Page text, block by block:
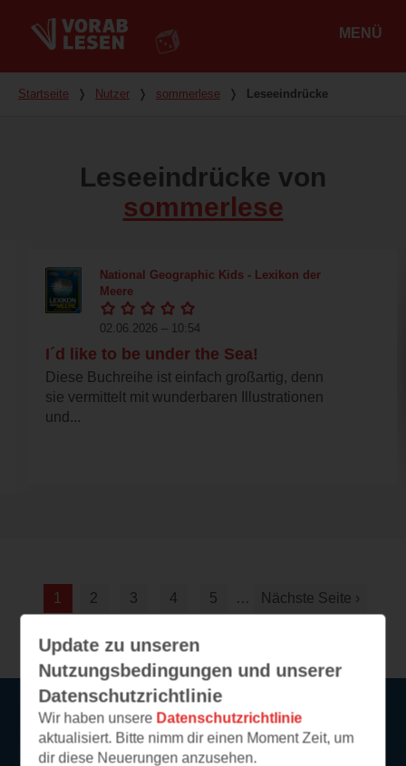
MENÜ
Du bist hier
Startseite ❭ Nutzer ❭ sommerlese ❭ Leseeindrücke
Leseeindrücke von
sommerlese
National Geographic Kids - Lexikon der
Meere
02.06.2026 – 10:54
I´d like to be under the Sea!
Diese Buchreihe ist einfach großartig, denn
sie vermittelt mit wunderbaren Illustrationen
und...
1 2 3 4 5 … Nächste Seite ›
Update zu unseren
Nutzungsbedingungen und unserer
Datenschutzrichtlinie
Wir haben unsere Datenschutzrichtlinie
aktualisiert. Bitte nimm dir einen Moment Zeit, um
dir diese Neuerungen anzusehen.
Service